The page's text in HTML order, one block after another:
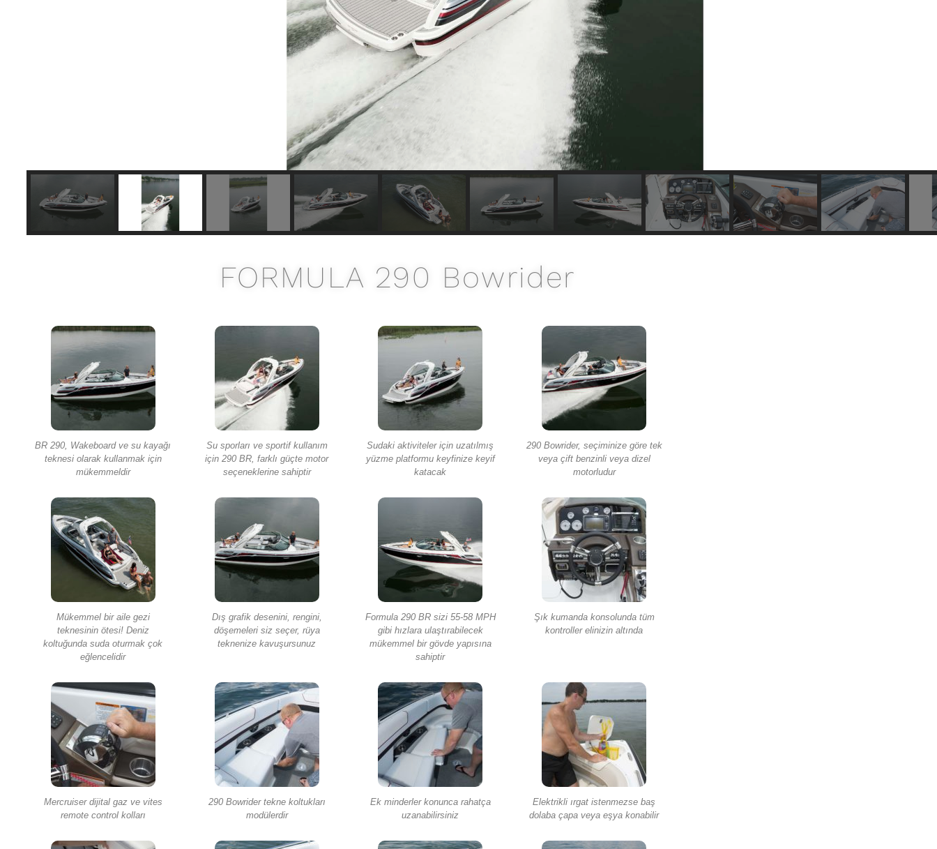
FORMULA 290 Bowrider
BR 290, Wakeboard ve su kayağı
teknesi olarak kullanmak için
mükemmeldir
Su sporları ve sportif kullanım
için 290 BR, farklı güçte motor
seçeneklerine sahiptir
Sudaki aktiviteler için uzatılmış
yüzme platformu keyfinize keyif
katacak
290 Bowrider, seçiminize göre tek
veya çift benzinli veya dizel
motorludur
Mükemmel bir aile gezi
teknesinin ötesi! Deniz
koltuğunda suda oturmak çok
eğlencelidir
Dış grafik desenini, rengini,
döşemeleri siz seçer, rüya
teknenize kavuşursunuz
Formula 290 BR sizi 55-58 MPH
gibi hızlara ulaştırabilecek
mükemmel bir gövde yapısına
sahiptir
Şık kumanda konsolunda tüm
kontroller elinizin altında
Mercruiser dijital gaz ve vites
remote control kolları
290 Bowrider tekne koltukları
modülerdir
Ek minderler konunca rahatça
uzanabilirsiniz
Elektrikli ırgat istenmezse baş
dolaba çapa veya eşya konabilir